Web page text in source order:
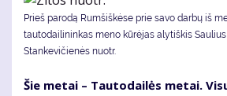
Prieš parodą Rumšiškėse prie savo darbų iš
tautodailininkas meno kūrėjas alytiškis
Stankevičienės nuotr.
Šie me­tai – Tau­to­dai­lės me­tai.